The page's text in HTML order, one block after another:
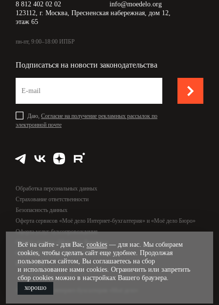
8 812 402 02 02
info@moedelo.org
123112, г. Москва, Пресненская набережная, дом 12,
этаж 65
пн-пт, 9:00–18:00 ИПБР
Подписаться на новости законодательства
Даю, Согласие на получение рекламных рассылок по
электронной почте
Обработка персональных данных
Страхование ответственности
Безопасность данных
Оферта сервисов «Моё дело Интернет-бухгалтерия» и «Моё дело Бюро»
Оферта услуг бухсопровождения
Оферта сервиса «Моё дело Финансы»
Оферта услуг управленческого учёта
Карта сайта
© 2009—2026, интернет-бухгалтерия «Моё дело»
Всё на сайте - для Вас, cookies — для нас. Мы собираем
cookies, чтобы сделать сайт еще удобнее. Продолжая
пользоваться сайтом, Вы соглашаетесь на сбор
и использование нами cookies. Ограничить или запретить
сбор cookies можно в настройках Вашего браузера.
хорошо